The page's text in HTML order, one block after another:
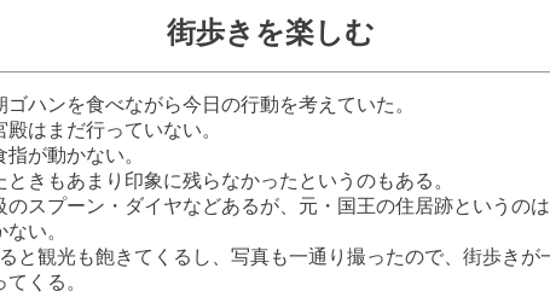
街歩きを楽しむ
ゴハンを食べながら今日の行動を考えていた。
殿はまだ行っていない。
が動かない。
ときもあまり印象に残らなかったというのもある。
のスプーン・ダイヤなどあるが、元・国王の住居跡というの
い。
と観光も飽きてくるし、写真も一通り撮ったので、街歩きが
くる。